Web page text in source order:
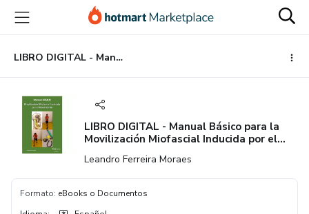
principal
página
de
página
LIBRO DIGITAL - Manual Básico para la Movilización Miofascial Inducida por el Movimiento
LIBRO DIGITAL - Manual Básico para la
Movilización Miofascial Inducida por el
Leandro Ferreira Moraes
Formato: eBooks o Documentos